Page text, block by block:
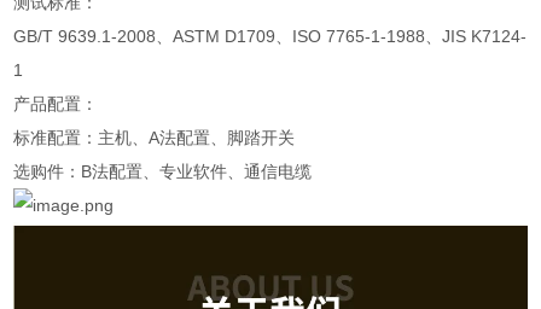
GB/T 9639.1-2008、ASTM D1709、ISO 7765-1-1988、JIS K7124-
1
产品配置：
标准配置：主机、A法配置、脚踏开关
选购件：B法配置、专业软件、通信电缆